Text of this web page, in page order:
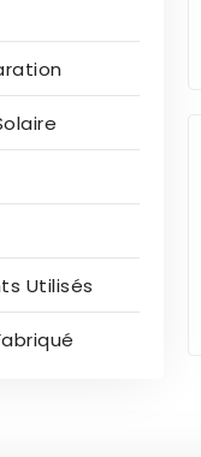
Utilisés